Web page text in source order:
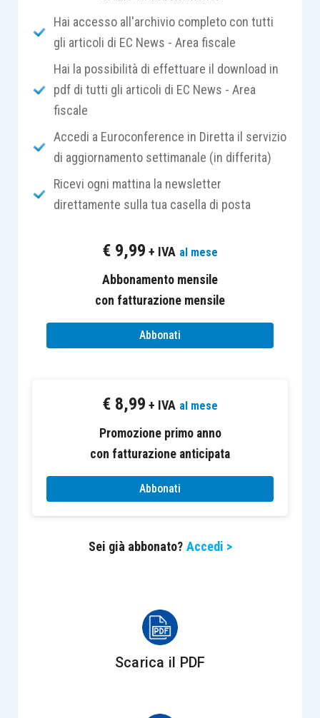
dichiarazione integrativa a favoredel
contribuente relativa all’anno 2010, presentata
in data 15 luglio 2013, disconoscendo così la
perditaper tale esercizio utilizzata in
compensazione nel 2012.
Il contribuente si era opposto alla pretesa
erariale sostenendo che la
denuncia originaria
per consolidata giurisprudenza, dichiarazione di
e come tale suscettibile di
operarla; a detta tesi l’Ufficio aveva contrapposto
la previsione di cui all’articolo 2, comma 8 bis,
D.P.R. 322/1998
per la quale l’integrativa in
discussione doveva essere prodotta entro il
termine di presentazione della dichiarazione
L’Agenzia delle Entrate, inoltre, contestava la
configurabilità, nel caso di specie, di
riguardando la rettifica una richiesta di
volontà del contribuente”, in quanto tale
L’Amministrazione Finanziaria aveva tuttavia
impugnato la sentenza e – oltre a ribadire,
Hai accesso all'archivio completo con tutti
gli articoli di EC News - Area fiscale
Hai la possibilità di effettuare il download in
pdf di tutti gli articoli di EC News - Area
fiscale
Accedi a Euroconference in Diretta il servizio
di aggiornamento settimanale (in differita)
Ricevi ogni mattina la newsletter
direttamente sulla tua casella di posta
€ 9,99 + IVA al mese
Abbonamento mensile
con fatturazione mensile
Abbonati
€ 8,99 + IVA al mese
Promozione primo anno
con fatturazione anticipata
Abbonati
Sei già abbonato? Accedi >
Scarica il PDF